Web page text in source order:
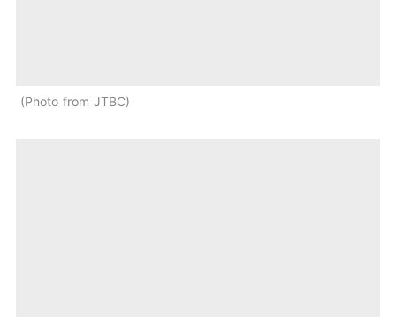
Photo from JTBC